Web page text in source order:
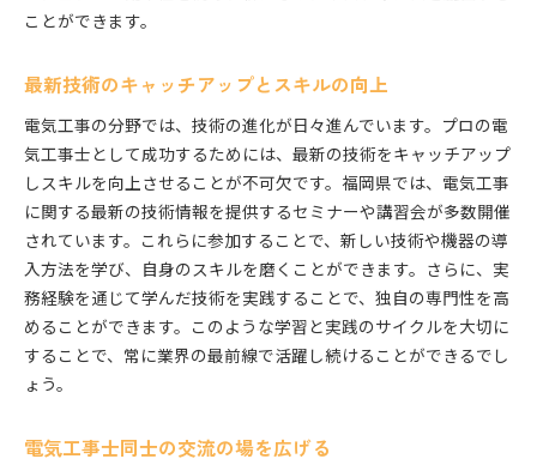
ことができます。
最新技術のキャッチアップとスキルの向上
電気工事の分野では、技術の進化が日々進んでいます。プロの電
気工事士として成功するためには、最新の技術をキャッチアップ
しスキルを向上させることが不可欠です。福岡県では、電気工事
に関する最新の技術情報を提供するセミナーや講習会が多数開催
されています。これらに参加することで、新しい技術や機器の導
入方法を学び、自身のスキルを磨くことができます。さらに、実
務経験を通じて学んだ技術を実践することで、独自の専門性を高
めることができます。このような学習と実践のサイクルを大切に
することで、常に業界の最前線で活躍し続けることができるでし
ょう。
電気工事士同士の交流の場を広げる